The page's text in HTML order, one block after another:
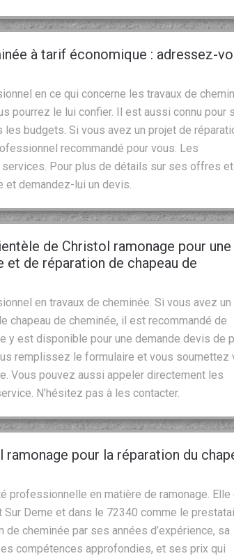
à tarif économique : adressez-
en ce qui concerne les travaux de
pourrez le lui confier. Il est aussi connu pour
budgets. Si vous avez un projet de
recommandé pour vous. Les
Pour plus de détails sur ses offres
demandez-lui un devis.
de Christol ramonage pour une
et de réparation de chapeau de
en travaux de cheminée. Si vous avez un
chapeau de cheminée, il est recommandé de
y est disponible pour une demande devis de
remplissez le formulaire et vous soumettez
Vous pouvez aussi appeler directement les
N’hésitez pas à les contacter.
pour la réparation du
professionnelle en matière de ramonage. Elle
Sur Deme et dans le 72340 comme le
de cheminée par ses années d’expérience, sa
compétences approfondies, et ses prix qui